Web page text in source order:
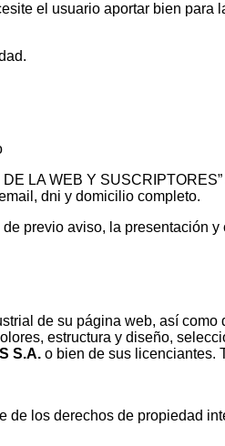
el usuario aportar bien para
LA WEB Y
dni y domicilio completo.
previo aviso, la presentación
de su página web, así
estructura y diseño,
S.A. o bien de sus licenciantes.
de los derechos de propiedad